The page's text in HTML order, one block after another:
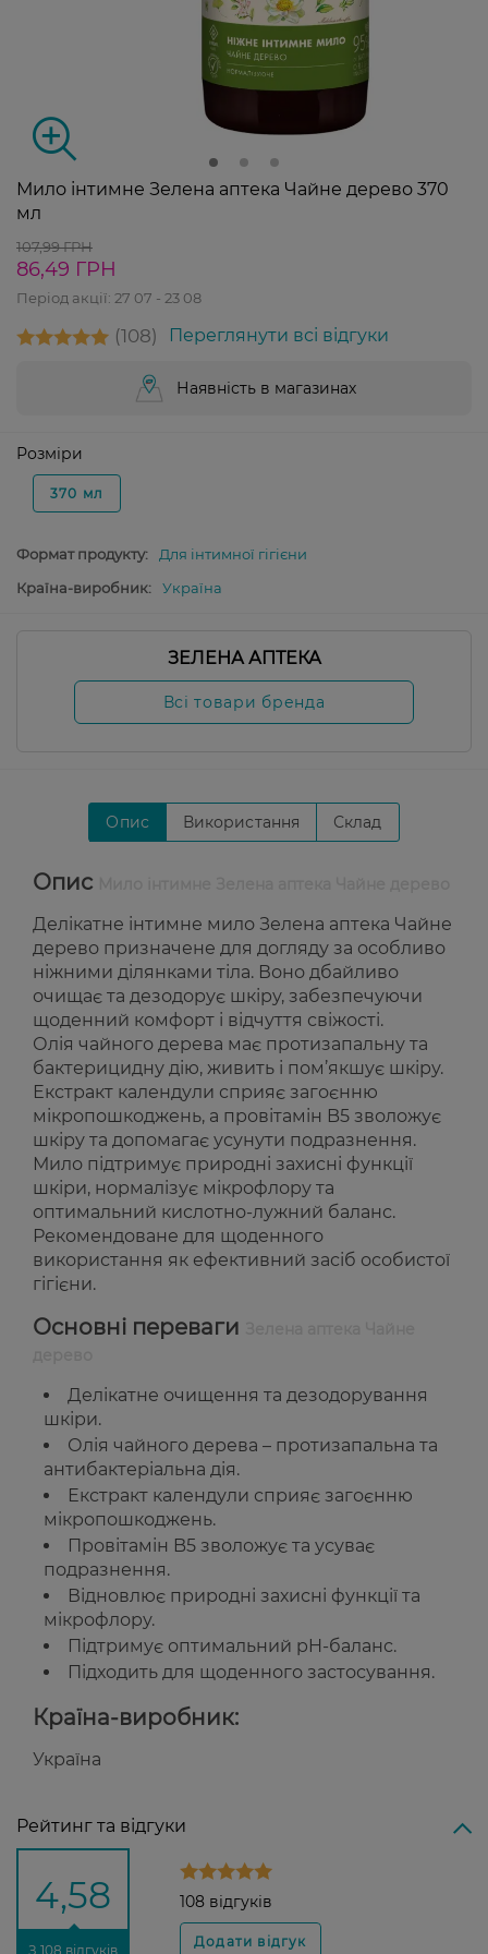
Мило інтимне Зелена аптека Чайне дерево 370
мл
107,99 ГРН
86,49 ГРН
Період акції: 27 07 - 23 08
108 Переглянути всі відгуки
Наявність в магазинах
Розміри
370 мл
Формат продукту:
Для інтимної гігієни
Країна-виробник:
Україна
ЗЕЛЕНА АПТЕКА
Всі товари бренда
Опис Використання Склад
Опис
Делікатне інтимне мило Зелена аптека Чайне
дерево призначене для догляду за особливо
ніжними ділянками тіла. Воно дбайливо
очищає та дезодорує шкіру, забезпечуючи
щоденний комфорт і відчуття свіжості.
Олія чайного дерева має протизапальну та
бактерицидну дію, живить і пом’якшує шкіру.
Екстракт календули сприяє загоєнню
мікропошкоджень, а провітамін B5 зволожує
шкіру та допомагає усунути подразнення.
Мило підтримує природні захисні функції
шкіри, нормалізує мікрофлору та
оптимальний кислотно-лужний баланс.
Рекомендоване для щоденного
використання як ефективний засіб особистої
гігієни.
Основні переваги
Делікатне очищення та дезодорування
шкіри.
Олія чайного дерева – протизапальна та
антибактеріальна дія.
Екстракт календули сприяє загоєнню
мікропошкоджень.
Провітамін B5 зволожує та усуває
подразнення.
Відновлює природні захисні функції та
мікрофлору.
Підтримує оптимальний pH-баланс.
Підходить для щоденного застосування.
Країна-виробник:
Україна
Рейтинг та відгуки
4,58
З 108 відгуків
108 відгуків